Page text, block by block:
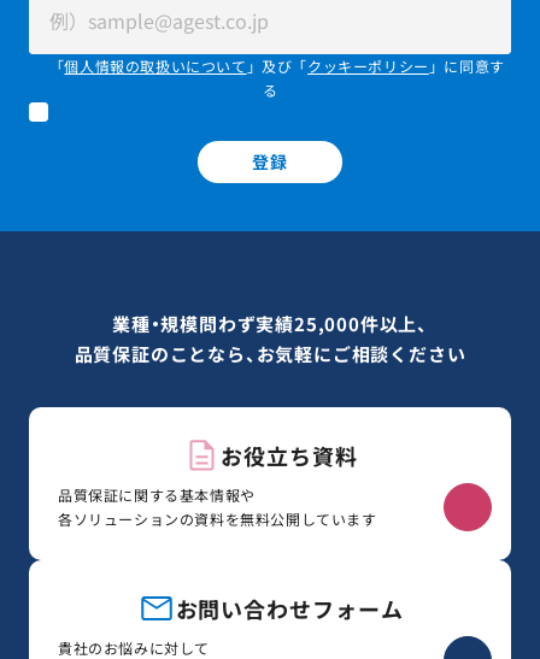
「個人情報の取扱いについて 」及び「クッキーポリシー 」に同意す
る
登録
業種・規模問わず実績25,000件以上、
品質保証のことなら、お気軽にご相談ください
お役立ち資料
品質保証に関する基本情報や
各ソリューションの資料を無料公開しています
お問い合わせフォーム
貴社のお悩みに対して